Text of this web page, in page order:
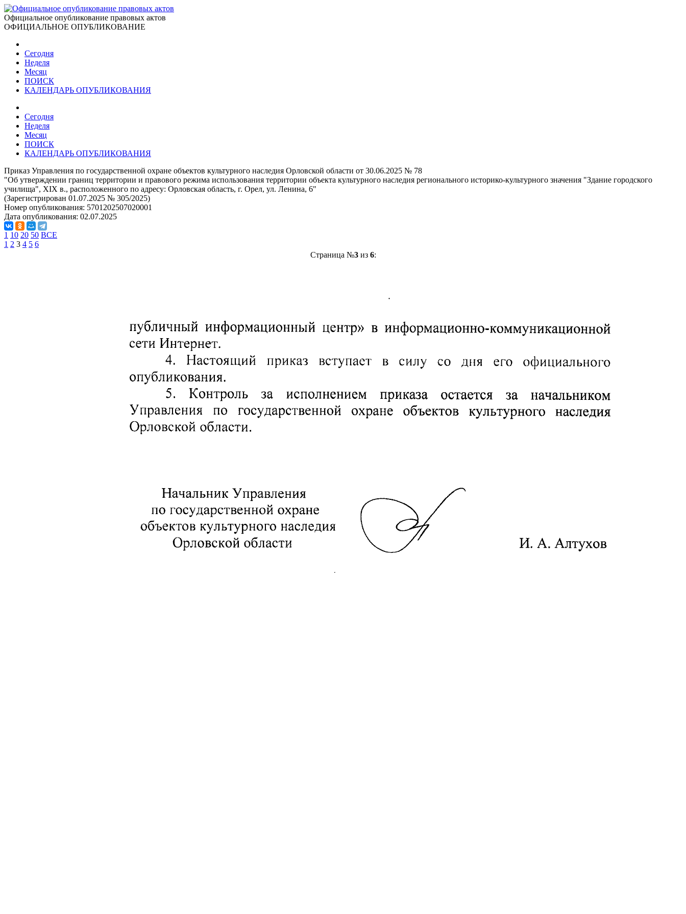
Официальное опубликование правовых актов
ОФИЦИАЛЬНОЕ ОПУБЛИКОВАНИЕ
Сегодня
Неделя
Месяц
ПОИСК
КАЛЕНДАРЬ ОПУБЛИКОВАНИЯ
Сегодня
Неделя
Месяц
ПОИСК
КАЛЕНДАРЬ ОПУБЛИКОВАНИЯ
Приказ Управления по государственной охране объектов культурного наследия Орловской области от 30.06.2025 № 78
"Об утверждении границ территории и правового режима использования территории объекта культурного наследия регионального историко-культурного значения "Здание городского
училища", XIX в., расположенного по адресу: Орловская область, г. Орел, ул. Ленина, 6"
(Зарегистрирован 01.07.2025 № 305/2025)
Номер опубликования: 5701202507020001
Дата опубликования: 02.07.2025
1 10 20 50 ВСЕ
1 2 3 4 5 6
Страница №3из 6: